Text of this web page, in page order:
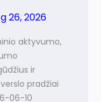
26, 2026
aktyvumo,
ir
pradžiai
06-10